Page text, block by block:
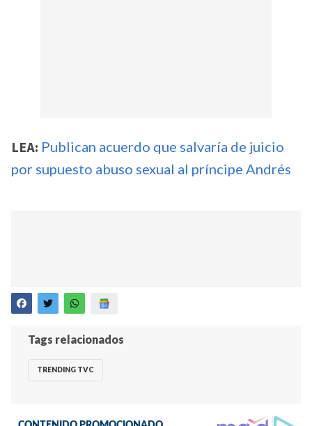
LEA: Publican acuerdo que salvaría de juicio
por supuesto abuso sexual al príncipe Andrés
Tags relacionados
TRENDING TVC